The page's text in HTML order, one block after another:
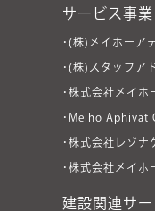
サービス事業
・(株)メイホーア
・(株)スタッフア
・株式会社メイホ
・Meiho Aphivat
・株式会社レゾナ
・株式会社メイホ
建設関連サ